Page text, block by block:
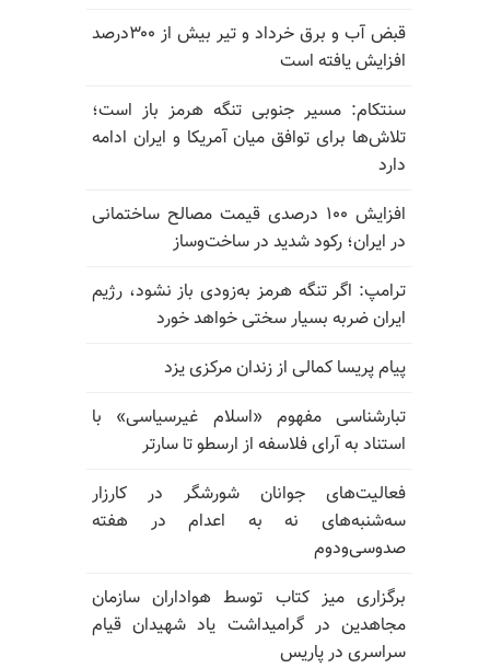
قبض آب و برق خرداد و تیر بیش از ۳۰۰درصد
افزایش یافته است
سنتکام: مسیر جنوبی تنگه هرمز باز است؛
تلاش‌ها برای توافق میان آمریکا و ایران ادامه
دارد
افزایش ۱۰۰ درصدی قیمت مصالح ساختمانی
در ایران؛ رکود شدید در ساخت‌وساز
ترامپ: اگر تنگه هرمز به‌زودی باز نشود، رژیم
ایران ضربه بسیار سختی خواهد خورد
پیام پریسا کمالی از زندان مرکزی یزد
تبارشناسی مفهوم «اسلام غیرسیاسی» با
استناد به آرای فلاسفه از ارسطو تا سارتر
فعالیت‌های جوانان شورشگر در کارزار
سه‌شنبه‌های نه به اعدام در هفته
صدوسی‌و‌دوم
برگزاری میز کتاب توسط هواداران سازمان
مجاهدین در گرامیداشت یاد شهیدان قیام
سراسری در پاریس